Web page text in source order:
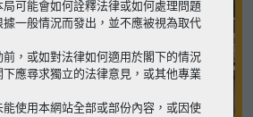
局可能會如何詮釋法律或如何處理問題
據一般情況而發出，並不應被視為取代
前，或如對法律如何適用於閣下的情況
下應尋求獨立的法律意見，或其他專業
能使用本網站全部或部份內容，或因使